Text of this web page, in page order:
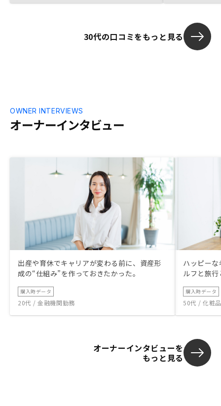
も使いやすいですし、確定申告もサポート
30代の口コミをもっと見る
オーナーインタビュー
OWNER INTERVIEWS
出産や育休でキャリアが変わる前に、資産形
成の“仕組み”を作っておきたかった。
購入時データ
20代 / 金融機関勤務
ハッピー
ルフと旅
購入時データ
50代 / 化粧
オーナーインタビューを
もっと見る